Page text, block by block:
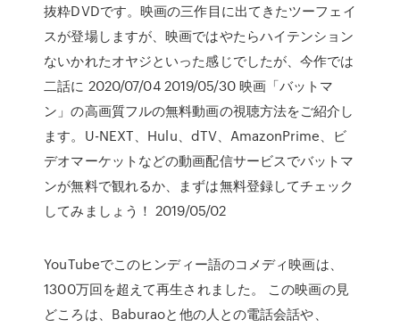
抜粋DVDです。映画の三作目に出てきたツーフェイ
スが登場しますが、映画ではやたらハイテンション
ないかれたオヤジといった感じでしたが、今作では
二話に 2020/07/04 2019/05/30 映画「バットマ
ン」の高画質フルの無料動画の視聴方法をご紹介し
ます。U-NEXT、Hulu、dTV、AmazonPrime、ビ
デオマーケットなどの動画配信サービスでバットマ
ンが無料で観れるか、まずは無料登録してチェック
してみましょう！ 2019/05/02
YouTubeでこのヒンディー語のコメディ映画は、
1300万回を超えて再生されました。 この映画の見
どころは、Baburaoと他の人との電話会話や、